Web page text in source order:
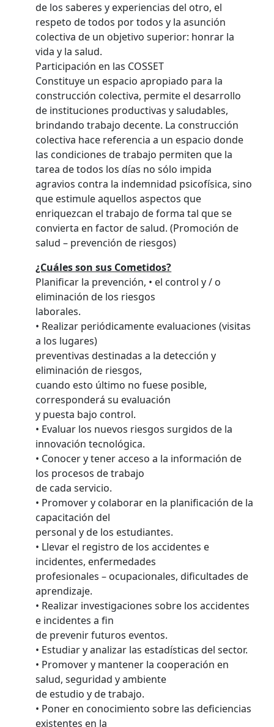
de los saberes y experiencias del otro, el
respeto de todos por todos y la asunción
colectiva de un objetivo superior: honrar la
vida y la salud.
Participación en las COSSET
Constituye un espacio apropiado para la
construcción colectiva, permite el desarrollo
de instituciones productivas y saludables,
brindando trabajo decente. La construcción
colectiva hace referencia a un espacio donde
las condiciones de trabajo permiten que la
tarea de todos los días no sólo impida
agravios contra la indemnidad psicofísica, sino
que estimule aquellos aspectos que
enriquezcan el trabajo de forma tal que se
convierta en factor de salud. (Promoción de
salud – prevención de riesgos)
¿Cuáles son sus Cometidos?
Planificar la prevención, • el control y / o
eliminación de los riesgos
laborales.
• Realizar periódicamente evaluaciones (visitas
a los lugares)
preventivas destinadas a la detección y
eliminación de riesgos,
cuando esto último no fuese posible,
corresponderá su evaluación
y puesta bajo control.
• Evaluar los nuevos riesgos surgidos de la
innovación tecnológica.
• Conocer y tener acceso a la información de
los procesos de trabajo
de cada servicio.
• Promover y colaborar en la planificación de la
capacitación del
personal y de los estudiantes.
• Llevar el registro de los accidentes e
incidentes, enfermedades
profesionales – ocupacionales, dificultades de
aprendizaje.
• Realizar investigaciones sobre los accidentes
e incidentes a fin
de prevenir futuros eventos.
• Estudiar y analizar las estadísticas del sector.
• Promover y mantener la cooperación en
salud, seguridad y ambiente
de estudio y de trabajo.
• Poner en conocimiento sobre las deficiencias
existentes en la